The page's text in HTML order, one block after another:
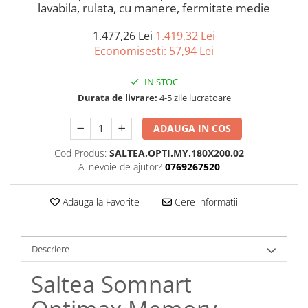
Bumbac satinat
Compatibile cu saltea
180x200cm
200x220cm
Tipul cearceafului de pat
Normal - fara elastic
Culoarea
Neagra
lavabila, rulata, cu manere, fermitate medie
1.477,26 Lei 1.419,32 Lei
Economisesti: 57,94 Lei
IN STOC
Durata de livrare: 4-5 zile lucratoare
ADAUGA IN COS
Cod Produs: SALTEA.OPTI.MY.180X200.02
Ai nevoie de ajutor? 0769267520
Adauga la Favorite Cere informatii
Descriere
Saltea Somnart